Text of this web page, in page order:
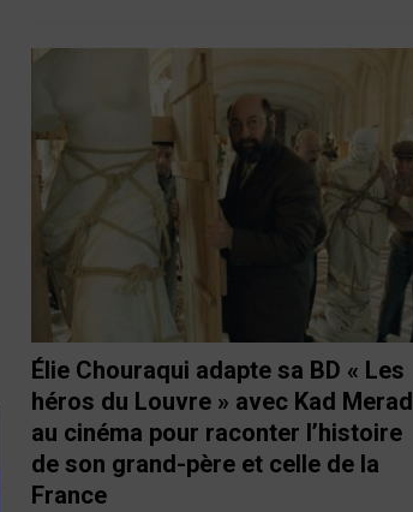
Élie Chouraqui adapte sa BD « Les
héros du Louvre » avec Kad Merad
au cinéma pour raconter l’histoire
de son grand-père et celle de la
France